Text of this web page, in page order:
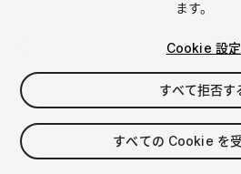
$19.99
シート 1
ます。
Cookie 設定
すべて拒否す
すべての Cookie を